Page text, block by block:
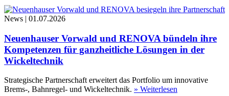
News | 01.07.2026
Neuenhauser Vorwald und RENOVA bündeln ihre
Kompetenzen für ganzheitliche Lösungen in der
Wickeltechnik
Strategische Partnerschaft erweitert das Portfolio um innovative
Brems-, Bahnregel- und Wickeltechnik. » Weiterlesen